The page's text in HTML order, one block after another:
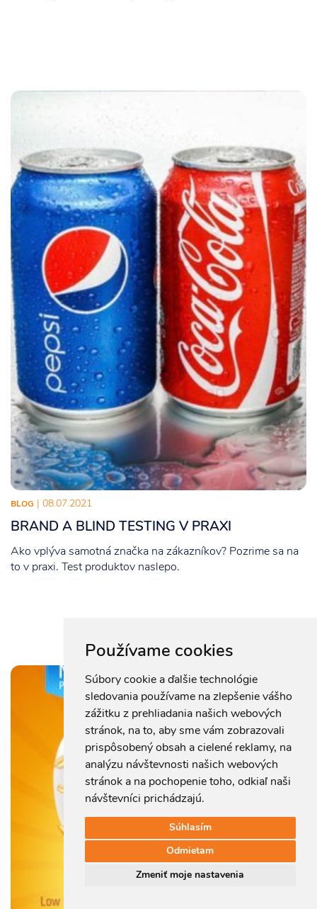
Používame cookies
Súbory cookie a ďalšie technológie
sledovania používame na zlepšenie vášho
zážitku z prehliadania našich webových
stránok, na to, aby sme vám zobrazovali
prispôsobený obsah a cielené reklamy, na
analýzu návštevnosti našich webových
stránok a na pochopenie toho, odkiaľ naši
návštevníci prichádzajú.
Súhlasím
Odmietam
Zmeniť moje nastavenia
BLOG | 08.07.2021
BRAND A BLIND TESTING V PRAXI
Ako vplýva samotná značka na zákazníkov? Pozrime sa na
to v praxi. Test produktov naslepo.